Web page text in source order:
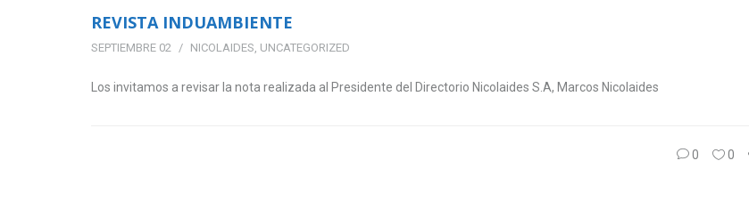
REVISTA INDUAMBIENTE
SEPTIEMBRE 02 NICOLAIDES, UNCATEGORIZED
Los invitamos a revisar la nota realizada al Presidente del Directorio Nicolaides S.A, Marcos Nicolaides
0 0